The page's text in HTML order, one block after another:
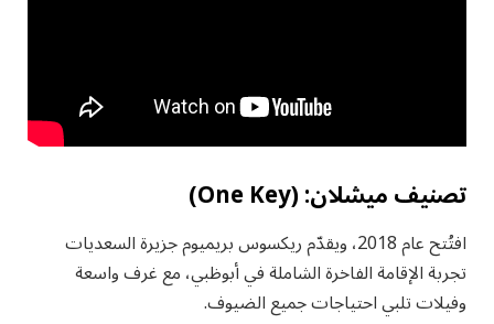
تصنيف ميشلان: (One Key)
افتُتح عام 2018، ويقدّم ريكسوس بريميوم جزيرة السعديات
تجربة الإقامة الفاخرة الشاملة في أبوظبي، مع غرف واسعة
وفيلات تلبي احتياجات جميع الضيوف.